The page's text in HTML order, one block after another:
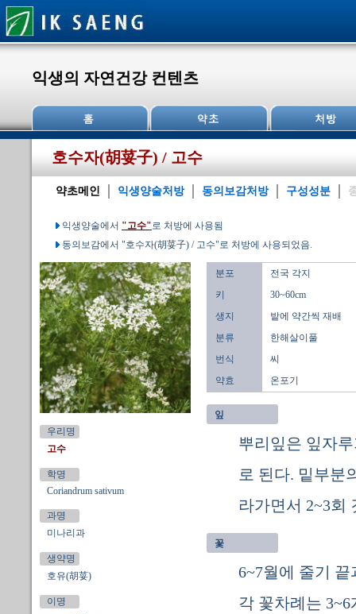
익생의 자연건강 컨텐츠
호수자(胡荽子) / 고수
약초메인 익생양술처방 동의보감처방 구성성분
익생양술에서 "고수"로 처방에 사용됨
동의보감에서 "호수자(胡荽子) / 고수"로 처방에 사용되었음.
우리명
고수
학명
Coriandrum sativum
과명
미나리과
생약명
호유(胡荽)
이명
분포
전국 각지
키
30~60cm
생지
밭에 약간씩 재배
분류
한해살이풀
번식
씨
약효
온포기
잎
뿌리잎은 잎자
로 된다. 밑부분
라가면서 2~3회
꽃
6~7월에 줄기
각 꽃차례는